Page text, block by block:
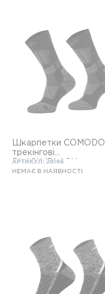
Шкарпетки COMODO
трекінгові
BLACK/BLACK
АРТИКУЛ: 28146
НЕМАЄ В НАЯВНОСТІ